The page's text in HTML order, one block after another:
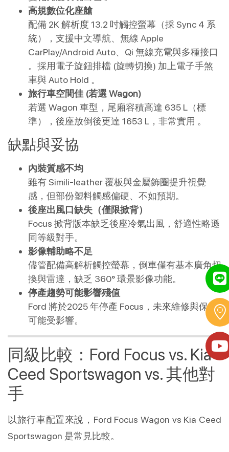
高規數位化座艙
配備 2K 解析度 13.2 吋觸控螢幕（採 Sync 4 系
統），支援中文導航、無線 Apple
CarPlay/Android Auto、Qi 無線充電與多種接口
。採用電子旋鈕排檔 (旋轉切換) 加上電子手煞
車與 Auto Hold 。
旅行車空間佳 (若選 Wagon)
若選 Wagon 車型，尾廂容積高達 635 L（標
準），後座放倒後更達 1653 L，非常實用 。
缺點與妥協
內裝質感不均
雖有 Simili-leather 覆板與金屬飾圈提升視覺
感，但部份塑料觸感偏硬、不如預期。
後座出風口缺失（僅限掀背）
Focus 掀背版本缺乏後座冷氣出風，舒適性略遜
同等級對手。
影像輔助略不足
儘管配備高解析觸控螢幕，倒車僅有基本廣角切
換與雷達，缺乏 360° 環景影像功能。
停產趨勢可能影響殘值
Ford 將於2025 年停產 Focus，未來維修與保值
可能受影響。
同級比較：Ford Focus vs. Kia
Ceed Sportswagon vs. 其他對
手
以旅行車配置來說，Ford Focus Wagon vs Kia Ceed
Sportswagon 是常見比較。